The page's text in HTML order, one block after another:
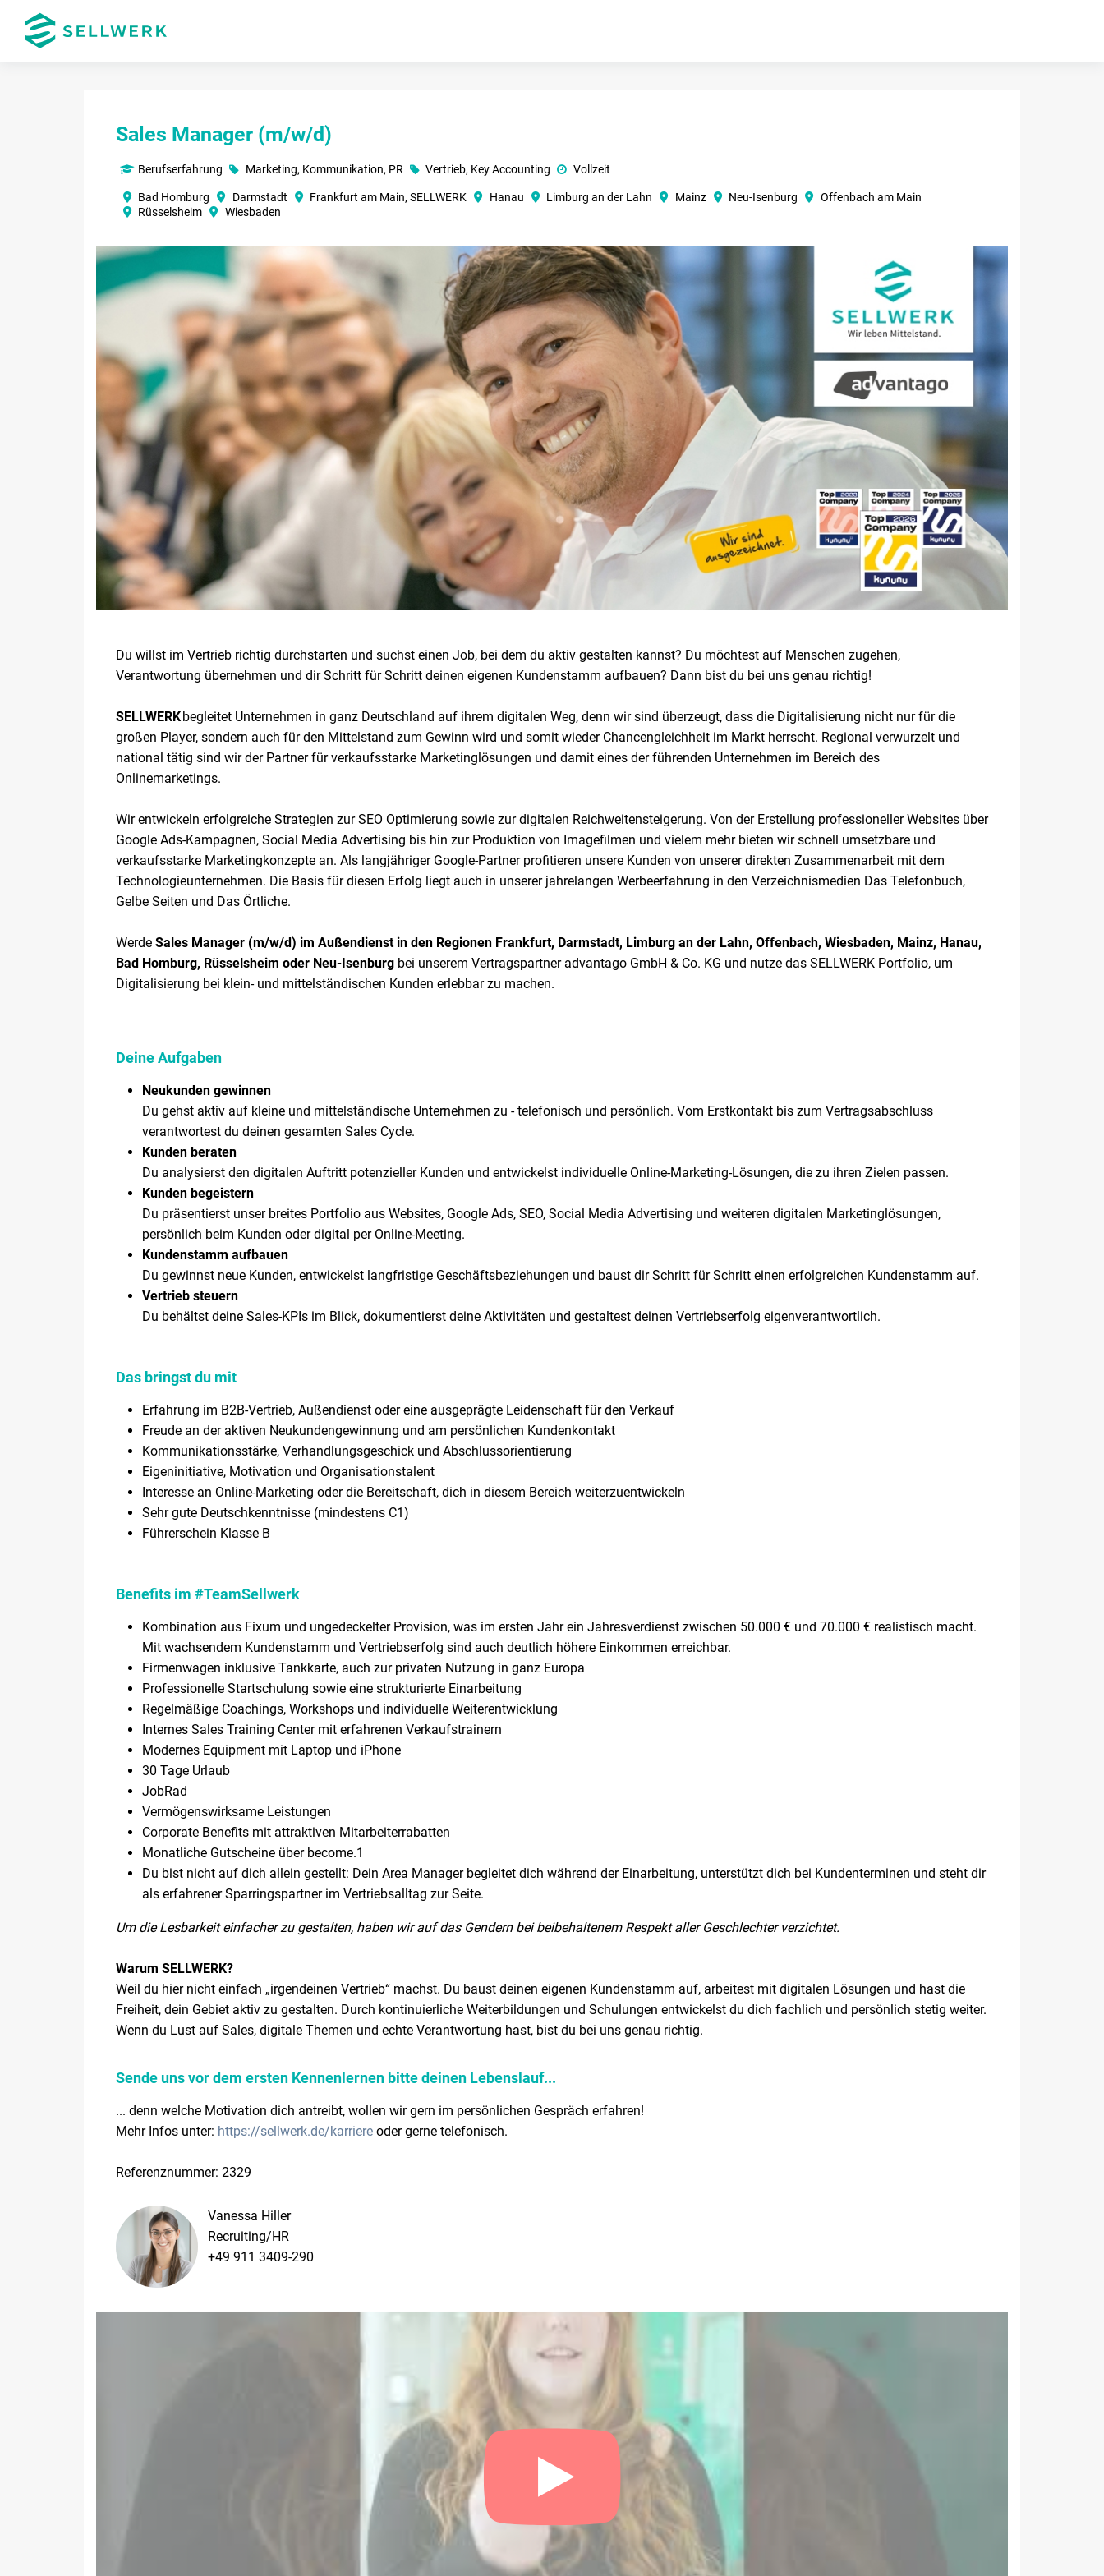
Sales Manager (m/w/d)
Bad Homburg Darmstadt Frankfurt am Main, SELLWERK Hanau Limburg an der Lahn Mainz Neu-Isenburg
Offenbach am Main
Rüsselsheim
Wiesbaden
Berufserfahrung Marketing, Kommunikation, PR Vertrieb, Key Accounting Vollzeit
Du willst im Vertrieb richtig durchstarten und suchst einen Job, bei dem du aktiv gestalten kannst? Du möchtest auf Menschen zugehen,
Verantwortung übernehmen und dir Schritt für Schritt deinen eigenen Kundenstamm aufbauen? Dann bist du bei uns genau richtig!
SELLWERKbegleitet Unternehmen in ganz Deutschland auf ihrem digitalen Weg, denn wir sind überzeugt, dass die Digitalisierung nicht nur für die
großen Player, sondern auch für den Mittelstand zum Gewinn wird und somit wieder Chancengleichheit im Markt herrscht. Regional verwurzelt und
national tätig sind wir der Partner für verkaufsstarke Marketinglösungen und damit eines der führenden Unternehmen im Bereich des
Onlinemarketings.
Wir entwickeln erfolgreiche Strategien zur SEO Optimierung sowie zur digitalen Reichweitensteigerung. Von der Erstellung professioneller Websites über
Google Ads-Kampagnen, Social Media Advertising bis hin zur Produktion von Imagefilmen und vielem mehr bieten wir schnell umsetzbare und
verkaufsstarke Marketingkonzepte an. Als langjähriger Google-Partner profitieren unsere Kunden von unserer direkten Zusammenarbeit mit dem
Technologieunternehmen. Die Basis für diesen Erfolg liegt auch in unserer jahrelangen Werbeerfahrung in den Verzeichnismedien Das Telefonbuch,
Gelbe Seiten und Das Örtliche.
Werde Sales Manager (m/w/d) im Außendienst in den Regionen Frankfurt, Darmstadt, Limburg an der Lahn, Offenbach, Wiesbaden, Mainz, Hanau,
Bad Homburg, Rüsselsheim oder Neu-Isenburg bei unserem Vertragspartner advantago GmbH & Co. KG und nutze das SELLWERK Portfolio, um
Digitalisierung bei klein- und mittelständischen Kunden erlebbar zu machen.
Deine Aufgaben
Neukunden gewinnen
Du gehst aktiv auf kleine und mittelständische Unternehmen zu - telefonisch und persönlich. Vom Erstkontakt bis zum Vertragsabschluss
verantwortest du deinen gesamten Sales Cycle.
Kunden beraten
Du analysierst den digitalen Auftritt potenzieller Kunden und entwickelst individuelle Online-Marketing-Lösungen, die zu ihren Zielen passen.
Kunden begeistern
Du präsentierst unser breites Portfolio aus Websites, Google Ads, SEO, Social Media Advertising und weiteren digitalen Marketinglösungen,
persönlich beim Kunden oder digital per Online-Meeting.
Kundenstamm aufbauen
Du gewinnst neue Kunden, entwickelst langfristige Geschäftsbeziehungen und baust dir Schritt für Schritt einen erfolgreichen Kundenstamm auf.
Vertrieb steuern
Du behältst deine Sales-KPIs im Blick, dokumentierst deine Aktivitäten und gestaltest deinen Vertriebserfolg eigenverantwortlich.
Das bringst du mit
Erfahrung im B2B-Vertrieb, Außendienst oder eine ausgeprägte Leidenschaft für den Verkauf
Freude an der aktiven Neukundengewinnung und am persönlichen Kundenkontakt
Kommunikationsstärke, Verhandlungsgeschick und Abschlussorientierung
Eigeninitiative, Motivation und Organisationstalent
Interesse an Online-Marketing oder die Bereitschaft, dich in diesem Bereich weiterzuentwickeln
Sehr gute Deutschkenntnisse (mindestens C1)
Führerschein Klasse B
Benefits im #TeamSellwerk
Kombination aus Fixum und ungedeckelter Provision, was im ersten Jahr ein Jahresverdienst zwischen 50.000 € und 70.000 € realistisch macht.
Mit wachsendem Kundenstamm und Vertriebserfolg sind auch deutlich höhere Einkommen erreichbar.
Firmenwagen inklusive Tankkarte, auch zur privaten Nutzung in ganz Europa
Professionelle Startschulung sowie eine strukturierte Einarbeitung
Regelmäßige Coachings, Workshops und individuelle Weiterentwicklung
Internes Sales Training Center mit erfahrenen Verkaufstrainern
Modernes Equipment mit Laptop und iPhone
30 Tage Urlaub
JobRad
Vermögenswirksame Leistungen
Corporate Benefits mit attraktiven Mitarbeiterrabatten
Monatliche Gutscheine über become.1
Du bist nicht auf dich allein gestellt: Dein Area Manager begleitet dich während der Einarbeitung, unterstützt dich bei Kundenterminen und steht dir
als erfahrener Sparringspartner im Vertriebsalltag zur Seite.
Um die Lesbarkeit einfacher zu gestalten, haben wir auf das Gendern bei beibehaltenem Respekt aller Geschlechter verzichtet.
Warum SELLWERK?
Weil du hier nicht einfach „irgendeinen Vertrieb“ machst. Du baust deinen eigenen Kundenstamm auf, arbeitest mit digitalen Lösungen und hast die
Freiheit, dein Gebiet aktiv zu gestalten. Durch kontinuierliche Weiterbildungen und Schulungen entwickelst du dich fachlich und persönlich stetig weiter.
Wenn du Lust auf Sales, digitale Themen und echte Verantwortung hast, bist du bei uns genau richtig.
Sende uns vor dem ersten Kennenlernen bitte deinen Lebenslauf...
... denn welche Motivation dich antreibt, wollen wir gern im persönlichen Gespräch erfahren!
Mehr Infos unter: https://sellwerk.de/karriere oder gerne telefonisch.
Referenznummer: 2329
Vanessa Hiller
Recruiting/HR
+49 911 3409-290